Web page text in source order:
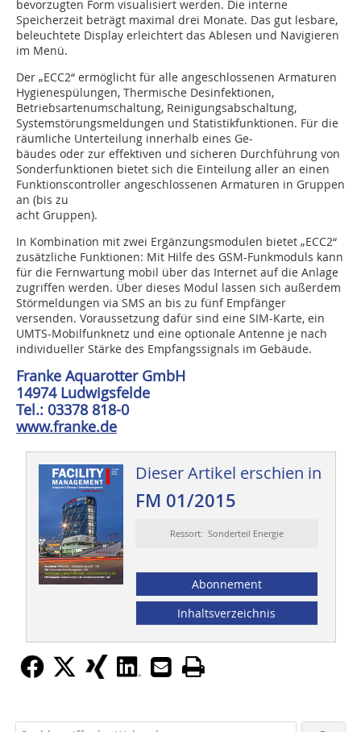
bevorzugten Form visualisiert werden. Die interne
Speicherzeit beträgt maximal drei Monate. Das gut lesbare,
beleuchtete Display erleichtert das Ablesen und Navigieren
im Menü.
Der „ECC2“ ermöglicht für alle angeschlossenen Armaturen
Hygienespü­lungen, Thermische Desinfektionen,
Betriebsartenumschaltung, Reinigungsabschaltung,
Systemstörungsmeldungen und Statistikfunktionen. Für die
räumliche Unterteilung innerhalb eines Ge-
bäudes oder zur effektiven und sicheren Durchführung von
Sonderfunktionen bietet sich die Einteilung aller an einen
Funktionscontroller angeschlossenen Armaturen in Gruppen
an (bis zu
acht Gruppen).
In Kombination mit zwei Ergänzungsmodulen bietet „ECC2“
zusätzliche Funktionen: Mit Hilfe des GSM-Funkmoduls kann
für die Fernwartung mobil über das Internet auf die Anlage
zugriffen werden. Über dieses Modul lassen sich außerdem
Störmeldungen via SMS an bis zu fünf Empfänger
versenden. Voraussetzung dafür sind eine SIM-Karte, ein
UMTS-Mobilfunknetz und eine optionale Antenne je nach
individueller Stärke des Empfangssignals im Gebäude.
Franke Aquarotter GmbH
14974 Ludwigsfelde
Tel.: 03378 818-0
www.franke.de
Dieser Artikel erschien in
FM 01/2015
Ressort: Sonderteil Energie
Abonnement
Inhaltsverzeichnis